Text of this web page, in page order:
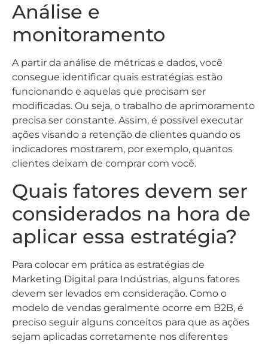
Análise e
monitoramento
A partir da análise de métricas e dados, você
consegue identificar quais estratégias estão
funcionando e aquelas que precisam ser
modificadas. Ou seja, o trabalho de aprimoramento
precisa ser constante. Assim, é possível executar
ações visando a retenção de clientes quando os
indicadores mostrarem, por exemplo, quantos
clientes deixam de comprar com você.
Quais fatores devem ser
considerados na hora de
aplicar essa estratégia?
Para colocar em prática as estratégias de
Marketing Digital para Indústrias, alguns fatores
devem ser levados em consideração. Como o
modelo de vendas geralmente ocorre em B2B, é
preciso seguir alguns conceitos para que as ações
sejam aplicadas corretamente nos diferentes